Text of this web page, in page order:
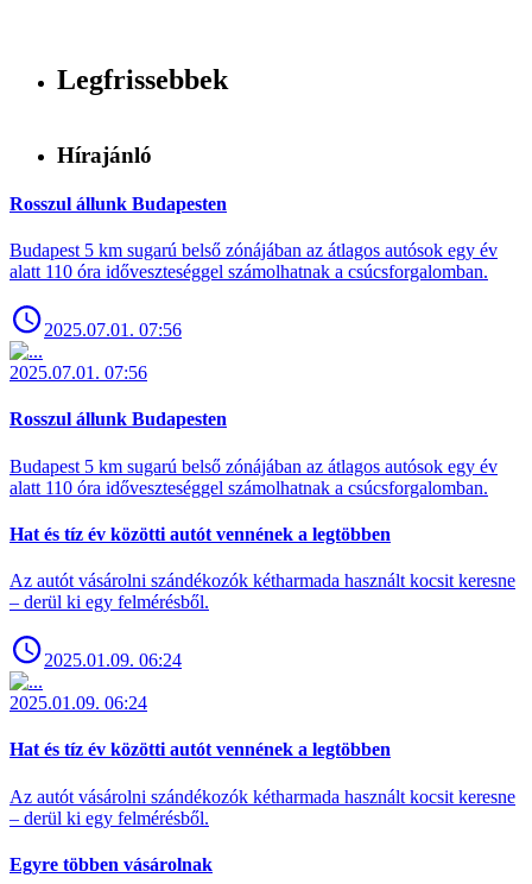
Legfrissebbek
Hírajánló
Rosszul állunk Budapesten
Budapest 5 km sugarú belső zónájában az átlagos autósok egy év
alatt 110 óra időveszteséggel számolhatnak a csúcsforgalomban.
2025.07.01. 07:56
2025.07.01. 07:56
Rosszul állunk Budapesten
Budapest 5 km sugarú belső zónájában az átlagos autósok egy év
alatt 110 óra időveszteséggel számolhatnak a csúcsforgalomban.
Hat és tíz év közötti autót vennének a legtöbben
Az autót vásárolni szándékozók kétharmada használt kocsit keresne
– derül ki egy felmérésből.
2025.01.09. 06:24
2025.01.09. 06:24
Hat és tíz év közötti autót vennének a legtöbben
Az autót vásárolni szándékozók kétharmada használt kocsit keresne
– derül ki egy felmérésből.
Egyre többen vásárolnak